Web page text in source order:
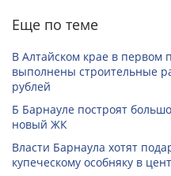
Еще по теме
В Алтайском крае в первом
выполнены строительные
рублей
Б Барнауле построят
новый ЖК
Власти Барнаула хотят
купеческому особняку в